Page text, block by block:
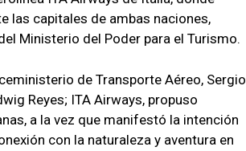
las capitales de ambas naciones,
Ministerio del Poder para el Turismo.
de Transporte Aéreo, Sergio
Reyes; ITA Airways, propuso
a la vez que manifestó la intención
con la naturaleza y aventura en